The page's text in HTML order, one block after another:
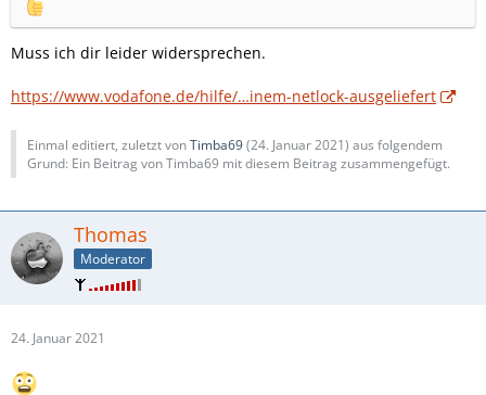
Muss ich dir leider widersprechen.
https://www.vodafone.de/hilfe/…inem-netlock-ausgeliefert
Einmal editiert, zuletzt vonTimba69(24. Januar 2021) aus folgendem
Grund: Ein Beitrag von Timba69 mit diesem Beitrag zusammengefügt.
Thomas
Moderator
24. Januar 2021